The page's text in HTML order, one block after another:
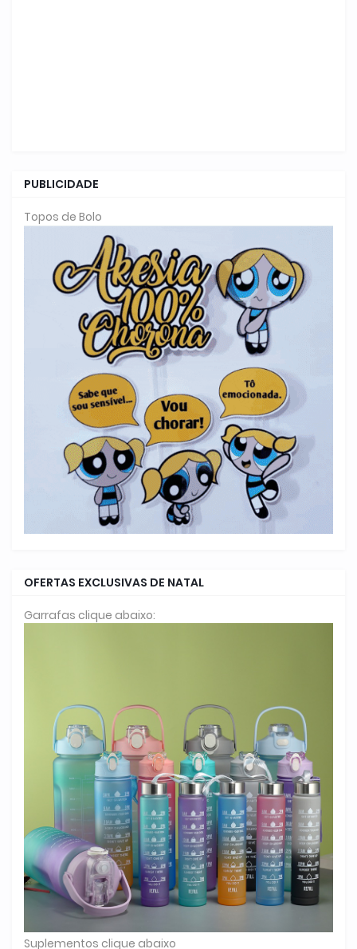
PUBLICIDADE
Topos de Bolo
OFERTAS EXCLUSIVAS DE NATAL
Garrafas clique abaixo:
Suplementos clique abaixo